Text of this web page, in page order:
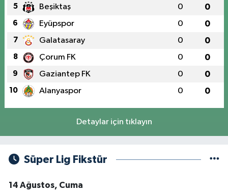
5 Beşiktaş 0 0
6 Eyüpspor 0 0
7 Galatasaray 0 0
8 Çorum FK 0 0
9 Gaziantep FK 0 0
10 Alanyaspor 0 0
Detaylar için tıklayın
Süper Lig Fikstür
14 Ağustos, Cuma